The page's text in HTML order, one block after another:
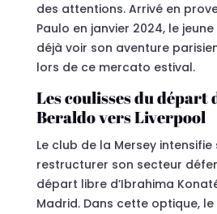
des attentions. Arrivé en
Paulo en janvier 2024, le
déjà voir son aventure
lors de ce mercato estival.
Les coulisses du départ
Beraldo vers Liverpool
Le club de la Mersey
restructurer son secteur
départ libre d’Ibrahima
Madrid. Dans cette optique,